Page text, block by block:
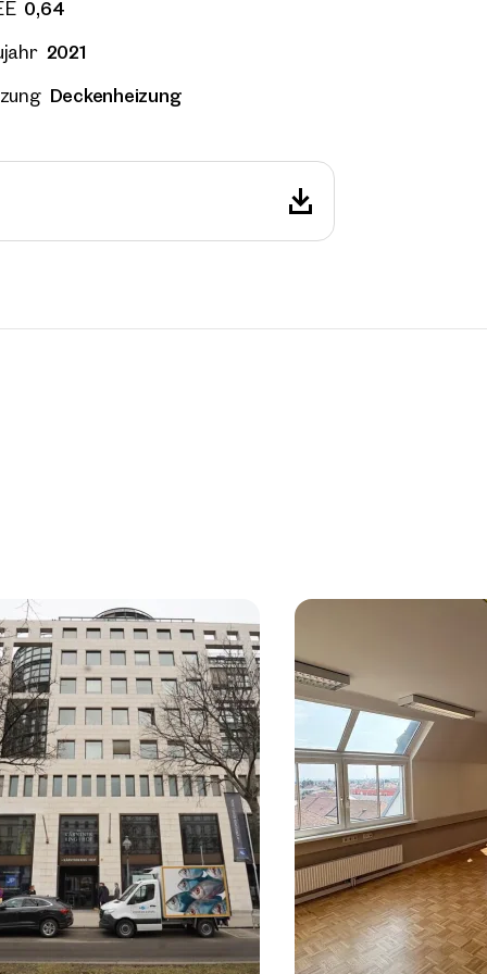
0,64
2021
Deckenheizung
Neubau
Mariahilfer
ab ca. 320 m²
Nach Vereinbarung
Erstbezug - High-Class
Büroflächen im
8 Einheiten
ab ca. 99 m²
Verfügbar Nach Vereinbarung